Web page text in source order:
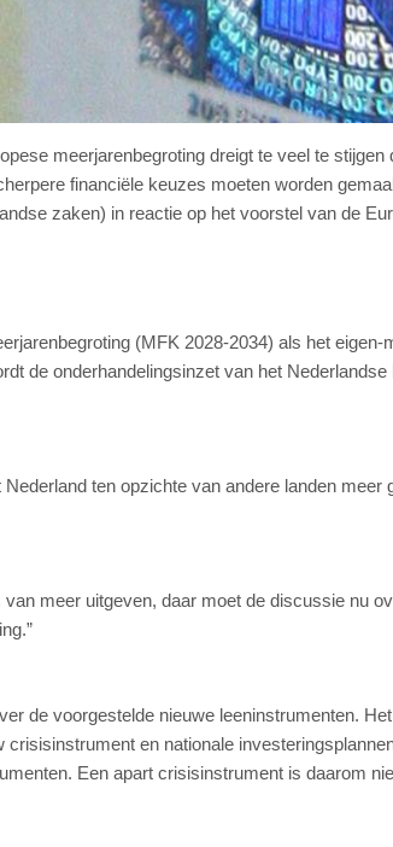
meerjarenbegroting dreigt te veel te
financiële keuzes moeten worden
zaken) in reactie op het voorstel van de
(MFK 2028-2034) als het eigen-
de onderhandelingsinzet van het
ten opzichte van andere landen meer
meer uitgeven, daar moet de discussie nu
de voorgestelde nieuwe leeninstrumenten.
en nationale
Een apart crisisinstrument is daarom